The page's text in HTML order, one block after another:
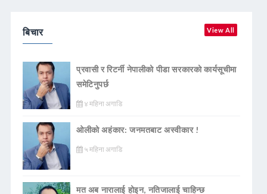
बिचार View All
प्रवासी र रिटर्नी नेपालीको पीडा सरकारको कार्यसूचीमा
समेटिनुपर्छ
४ महिना अगाडि
ओलीको अहंकार: जनमतबाट अस्वीकार !
५ महिना अगाडि
मत अब नारालाई होइन, नतिजालाई चाहिन्छ